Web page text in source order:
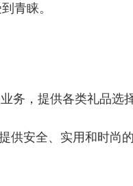
青睐。
务，提供各类礼品选择
供安全、实用和时尚